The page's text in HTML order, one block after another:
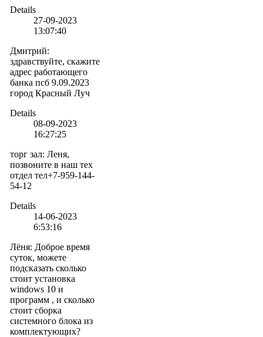
Details
27-09-2023
13:07:40
Дмитрий:
здравствуйте, скажите
адрес работающего
банка псб 9.09.2023
город Красный Луч
Details
08-09-2023
16:27:25
торг зал: Леня,
позвоните в наш тех
отдел тел+7-959-144-
54-12
Details
14-06-2023
6:53:16
Лёня: Доброе время
суток, можете
подсказать сколько
стоит установка
windows 10 и
программ , и сколько
стоит сборка
системного блока из
комплектующих?